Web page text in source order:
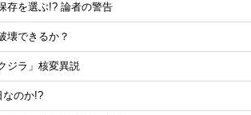
存を選ぶ!? 論者の警告
壊できるか？
ジラ」核変異説
なのか!?